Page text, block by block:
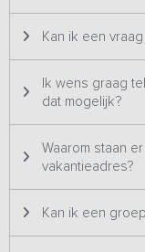
Kan ik een
Ik wens graag
dat mogelijk?
Waarom staan
vakantieadres?
Kan ik een